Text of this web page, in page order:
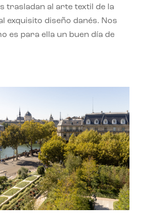
trasladan al arte textil de la
exquisito diseño danés. Nos
es para ella un buen día de